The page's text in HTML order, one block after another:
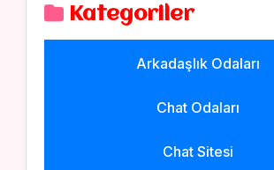
Kategoriler
Arkadaşlık Odaları
Chat Odaları
Chat Sitesi